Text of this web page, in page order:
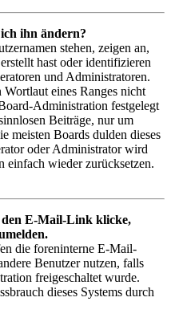
ihn ändern?
stehen, zeigen an,
hast oder identifizieren
und Administratoren.
eines Ranges nicht
Administration festgelegt
Beiträge, nur um
meisten Boards dulden dieses
oder Administrator wird
einfach wieder zurücksetzen.
den E-Mail-Link klicke,
die foreninterne E-Mail-
Benutzer nutzen, falls
freigeschaltet wurde.
dieses Systems durch